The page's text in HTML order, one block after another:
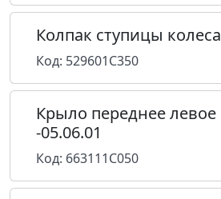
Колпак ступицы колеса
Код: 529601C350
Крыло переднее левое
-05.06.01
Код: 663111C050